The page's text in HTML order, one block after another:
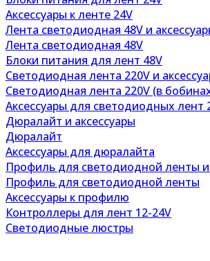
Аксессуары к ленте 24V
Лента светодиодная 48V и
Лента светодиодная 48V
Блоки питания для лент 48V
Светодиодная лента 220V и
Светодиодная лента 220V (в
Аксессуары для светодиодных лент
Дюралайт и аксессуары
Дюралайт
Аксессуары для дюралайта
Профиль для светодиодной ленты и
Профиль для светодиодной ленты
Аксессуары к профилю
Контроллеры для лент 12-24V
Светодиодные люстры